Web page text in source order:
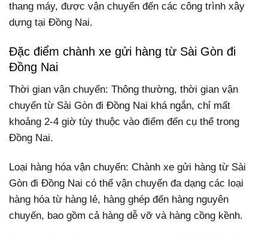
thang máy, được vận chuyển đến các công trình xây
dựng tại Đồng Nai.
Đặc điểm chành xe gửi hàng từ Sài Gòn đi
Đồng Nai
Thời gian vận chuyển: Thông thường, thời gian vận
chuyển từ Sài Gòn đi Đồng Nai khá ngắn, chỉ mất
khoảng 2-4 giờ tùy thuộc vào điểm đến cụ thể trong
Đồng Nai.
Loại hàng hóa vận chuyển: Chành xe gửi hàng từ Sài
Gòn đi Đồng Nai có thể vận chuyển đa dạng các loại
hàng hóa từ hàng lẻ, hàng ghép đến hàng nguyên
chuyến, bao gồm cả hàng dễ vỡ và hàng cồng kềnh.